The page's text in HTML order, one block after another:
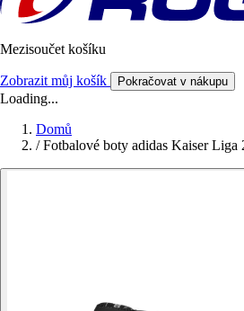
Mezisoučet košíku
Zobrazit můj košík Pokračovat v nákupu
Loading...
Domů
/ Fotbalové boty adidas Kaiser Liga